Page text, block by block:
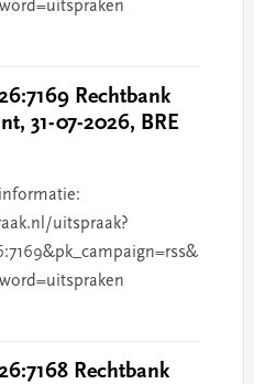
Rechtbank
31-07-2026, BRE
uitspraak?
Rechtbank